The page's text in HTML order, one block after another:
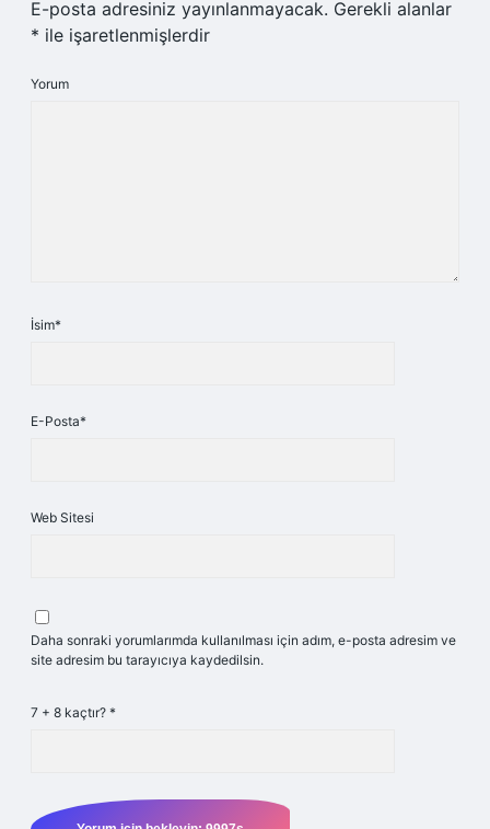
E-posta adresiniz yayınlanmayacak. Gerekli alanlar
* ile işaretlenmişlerdir
Yorum
İsim*
E-Posta*
Web Sitesi
Daha sonraki yorumlarımda kullanılması için adım, e-posta adresim ve
site adresim bu tarayıcıya kaydedilsin.
7 + 8 kaçtır? *